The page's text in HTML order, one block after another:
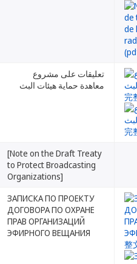
تعليقات على مشروع
معاهدة حماية هيئات البث
[Note on the Draft Treaty
to Protect Broadcasting
Organizations]
ЗАПИСКА ПО ПРОЕКТУ
ДОГОВОРА ПО ОХРАНЕ
ПРАВ ОРГАНИЗАЦИЙ
ЭФИРНОГО ВЕЩАНИЯ